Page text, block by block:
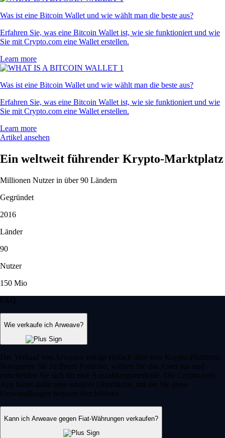
Was ist eine Bitcoin Wallet und wie wählt man die beste aus?
Erfahren Sie, was eine Bitcoin Wallet ist, wie sie funktioniert und wie
Sie mit Crypto.com eine Wallet erstellen.
Learn more
Was ist eine Bitcoin Wallet und wie wählt man die beste aus?
Erfahren Sie, was eine Bitcoin Wallet ist, wie sie funktioniert und wie
Sie mit Crypto.com eine Wallet erstellen.
Learn more
Artikel ansehen
Ein weltweit führender Krypto-Marktplatz
Millionen Nutzer in über 90 Ländern
Gegründet
2016
Länder
90
Nutzer
150 Mio
FAQ
Wie verkaufe ich Arweave?
Der Verkauf von Arweave erfolgt einfach über eine Krypto-Plattform.
Navigieren Sie zu Ihrem Portfolio, wählen Sie das Asset aus und
entscheiden Sie sich für eine Auszahlungsmethode. Die Crypto.com
App bietet dafür eine intuitive Oberfläche, mit der Sie diese
Umwandlungen bequem durchführen.
Kann ich Arweave gegen Fiat-Währungen verkaufen?